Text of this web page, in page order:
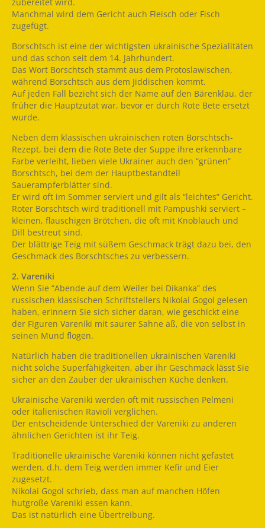
Manchmal wird dem Gericht auch Fleisch oder Fisch
zugefügt.
Borschtsch ist eine der wichtigsten ukrainische Spezialitäten
und das schon seit dem 14. Jahrhundert.
Das Wort Borschtsch stammt aus dem Protoslawischen,
während Borschtsch aus dem Jiddischen kommt.
Auf jeden Fall bezieht sich der Name auf den Bärenklau, der
früher die Hauptzutat war, bevor er durch Rote Bete ersetzt
wurde.
Neben dem klassischen ukrainischen roten Borschtsch-
Rezept, bei dem die Rote Bete der Suppe ihre erkennbare
Farbe verleiht, lieben viele Ukrainer auch den “grünen”
Borschtsch, bei dem der Hauptbestandteil
Sauerampferblätter sind.
Er wird oft im Sommer serviert und gilt als “leichtes” Gericht.
Roter Borschtsch wird traditionell mit Pampushki serviert –
kleinen, flauschigen Brötchen, die oft mit Knoblauch und
Dill bestreut sind.
Der blättrige Teig mit süßem Geschmack trägt dazu bei, den
Geschmack des Borschtsches zu verbessern.
2. Vareniki
Wenn Sie “Abende auf dem Weiler bei Dikanka” des
russischen klassischen Schriftstellers Nikolai Gogol gelesen
haben, erinnern Sie sich sicher daran, wie geschickt eine
der Figuren Vareniki mit saurer Sahne aß, die von selbst in
seinen Mund flogen.
Natürlich haben die traditionellen ukrainischen Vareniki
nicht solche Superfähigkeiten, aber ihr Geschmack lässt Sie
sicher an den Zauber der ukrainischen Küche denken.
Ukrainische Vareniki werden oft mit russischen Pelmeni
oder italienischen Ravioli verglichen.
Der entscheidende Unterschied der Vareniki zu anderen
ähnlichen Gerichten ist ihr Teig.
Traditionelle ukrainische Vareniki können nicht gefastet
werden, d.h. dem Teig werden immer Kefir und Eier
zugesetzt.
Nikolai Gogol schrieb, dass man auf manchen Höfen
hutgroße Vareniki essen kann.
Das ist natürlich eine Übertreibung.